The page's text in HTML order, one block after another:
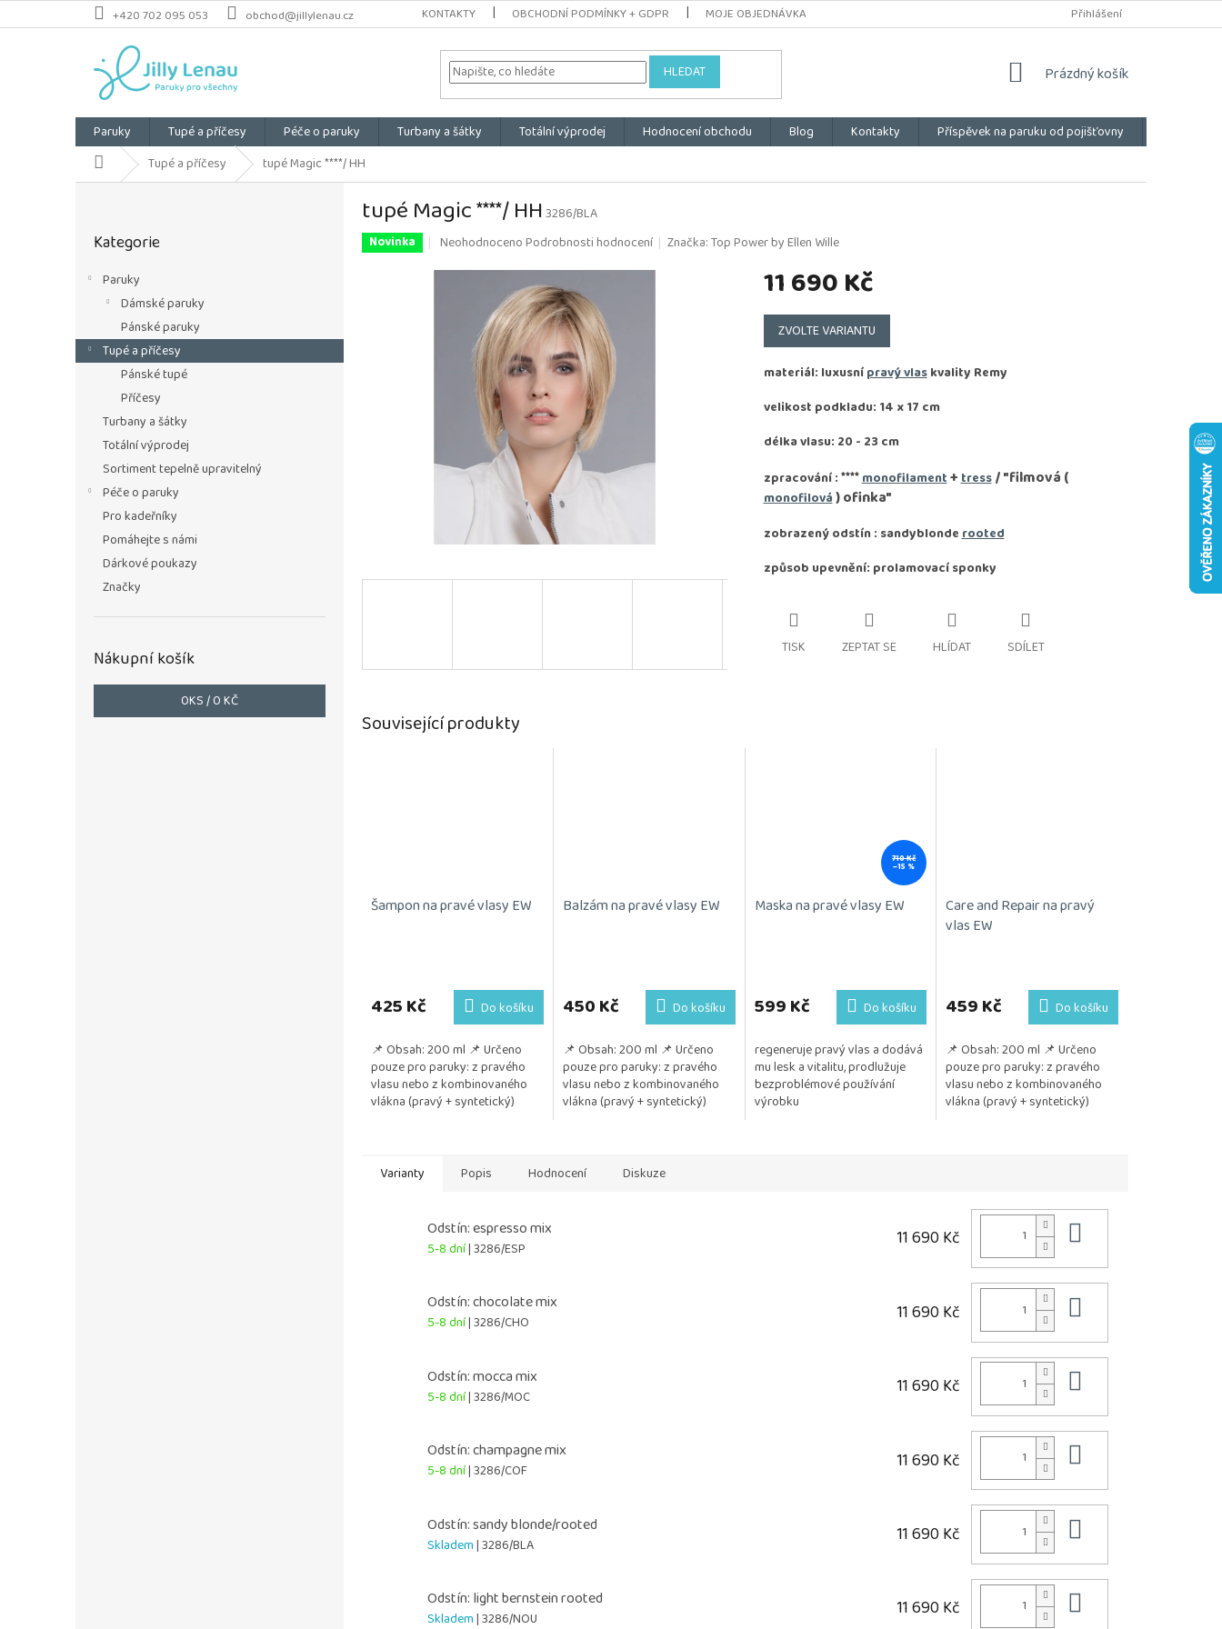
Přejít
na
+420 702 095 053 obchod@jillylenau.cz KONTAKTY OBCHODNÍ PODMÍNKY + GDPR MOJE OBJEDNÁVKA Přihlášení
HLEDAT
NÁKUPNÍ
Prázdný košík
Paruky Tupé a příčesy Péče o paruky Turbany a šátky Totální výprodej Hodnocení obchodu Blog Kontakty Příspěvek na paruku od pojišťovny
Domů Tupé a příčesy tupé Magic ****/ HH
P
n
p
kategorie
Kategorie
Paruky
Dámské paruky
Pánské paruky
Tupé a příčesy
Pánské tupé
Příčesy
Turbany a šátky
Totální výprodej
Sortiment tepelně upravitelný
Péče o paruky
Pro kadeřníky
Pomáhejte s námi
Dárkové poukazy
Značky
Nákupní košík
0KS /0 KČ
tupé Magic ****/ HH3286/BLA
Novinka
Průměrné
produktu
hvězdiček.
NeohodnocenoPodrobnosti hodnocení Značka:Top Power by Ellen Wille
11 690 Kč
Měrná
cena:
ZVOLTE VARIANTU
materiál: luxusnípravý vlaskvality Remy
velikost podkladu: 14 x 17 cm
délka vlasu: 20 - 23 cm
zpracování :****monofilament+tress/ "filmová (
monofilová) ofinka"
zobrazený odstín : sandyblonderooted
způsob upevnění: prolamovací sponky
TISK ZEPTAT SE HLÍDAT SDÍLET
Související produkty
Šampon na pravé vlasy EW
425 Kč Do košíku
📌 Obsah: 200 ml 📌 Určeno
pouze pro paruky: z pravého
vlasu nebo z kombinovaného
vlákna (pravý + syntetický)
Balzám na pravé vlasy EW
450 Kč Do košíku
📌 Obsah: 200 ml 📌 Určeno
pouze pro paruky: z pravého
vlasu nebo z kombinovaného
vlákna (pravý + syntetický)
710 Kč
–15 %
Maska na pravé vlasy EW
599 Kč Do košíku
regeneruje pravý vlas a dodává
mu lesk a vitalitu, prodlužuje
bezproblémové používání
výrobku
Care and Repair na pravý
vlas EW
459 Kč Do košíku
📌 Obsah: 200 ml 📌 Určeno
pouze pro paruky: z pravého
vlasu nebo z kombinovaného
vlákna (pravý + syntetický)
Varianty
Popis Hodnocení Diskuze
Odstín: espresso mix
5-8 dní| 3286/ESP 11 690 Kč
Odstín: chocolate mix
5-8 dní| 3286/CHO 11 690 Kč
Odstín: mocca mix
5-8 dní| 3286/MOC 11 690 Kč
Odstín: champagne mix
5-8 dní| 3286/COF 11 690 Kč
Odstín: sandy blonde/rooted
Skladem| 3286/BLA 11 690 Kč
Odstín: light bernstein rooted
Skladem| 3286/NOU 11 690 Kč